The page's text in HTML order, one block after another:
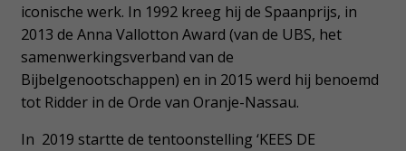
iconische werk. In 1992 kreeg hij de Spaanprijs, in
2013 de Anna Vallotton Award (van de UBS, het
samenwerkingsverband van de
Bijbelgenootschappen) en in 2015 werd hij benoemd
tot Ridder in de Orde van Oranje-Nassau.
In 2019 startte de tentoonstelling ‘KEES DE